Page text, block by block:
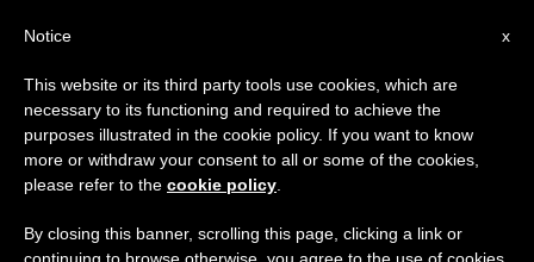
TAG
Posts Tagged ‘دوائر’
x
Notice
This website or its third party tools use cookies, which are
necessary to its functioning and required to achieve the
purposes illustrated in the cookie policy. If you want to know
more or withdraw your consent to all or some of the cookies,
please refer to the cookie policy
By closing this banner, scrolling this page, clicking a link or